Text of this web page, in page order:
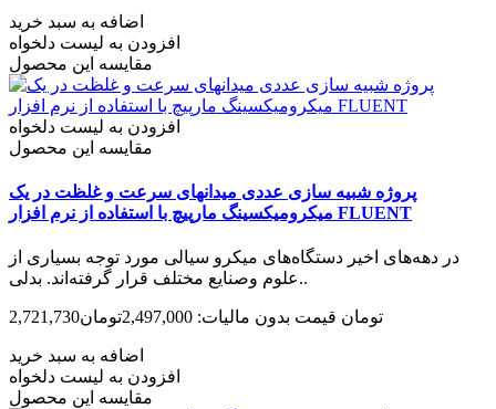
اضافه به سبد خرید
افزودن به لیست دلخواه
مقایسه این محصول
افزودن به لیست دلخواه
مقایسه این محصول
پروژه شبیه سازی عددی میدانهای سرعت و غلظت در یک
میکرومیکسینگ مارپیچ با استفاده از نرم افزار FLUENT
در دهه‌­های اخیر دستگاه‌­های میکرو سیالی مورد توجه بسیاری از
علوم وصنایع مختلف قرار گرفته‌­اند. بدلی..
2,721,730تومان قیمت بدون مالیات: 2,497,000تومان
اضافه به سبد خرید
افزودن به لیست دلخواه
مقایسه این محصول